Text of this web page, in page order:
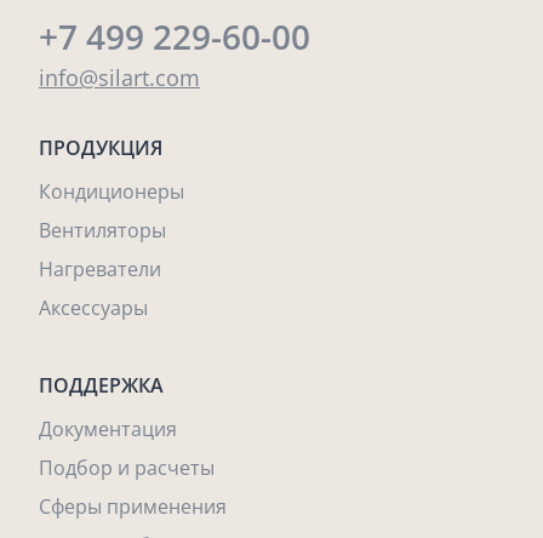
+7 499 229-60-00
info@silart.com
ПРОДУКЦИЯ
Кондиционеры
Вентиляторы
Нагреватели
Аксессуары
ПОДДЕРЖКА
Документация
Подбор и расчеты
Сферы применения